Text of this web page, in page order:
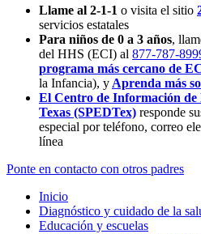
Llame al 2-1-1 o visita el sitio
servicios estatales
Para niños de 0 a 3 años,
del HHS (ECI) al 877-787-
programa más cercano de
la Infancia), y Aprenda más
El Centro de Información de
Texas (SPEDTex) responde
especial por teléfono, correo
línea
Ponte en contacto con otros padres
Inicio
Diagnóstico y cuidado de la
Educación y escuelas